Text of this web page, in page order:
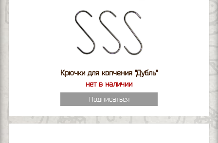
Крючки для копчения "Дубль"
нет в наличии
Подписаться